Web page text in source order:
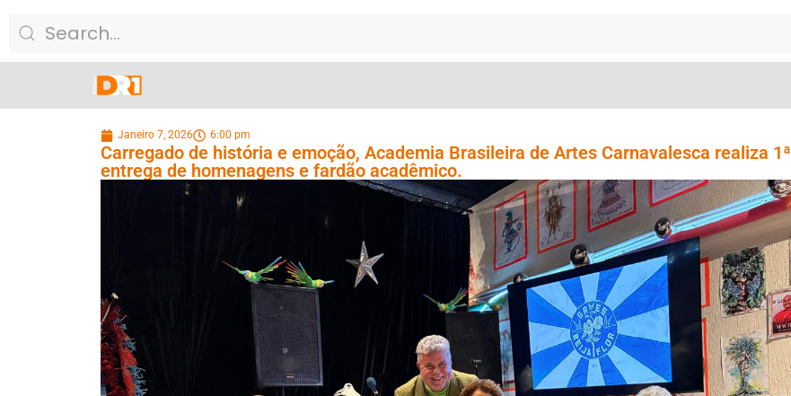
Janeiro 7, 2026 6:00 pm
Carregado de história e emoção, Academia Brasileira de Artes Carnavalesca realiza 1ª
entrega de homenagens e fardão acadêmico.